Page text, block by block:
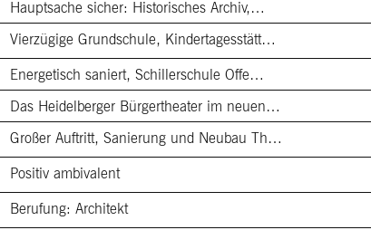
Hauptsache sicher: Historisches Archiv,…
Vierzügige Grundschule, Kindertagesstätt…
Energetisch saniert, Schillerschule Offe…
Das Heidelberger Bürgertheater im neuen…
Großer Auftritt, Sanierung und Neubau Th…
Positiv ambivalent
Berufung: Architekt